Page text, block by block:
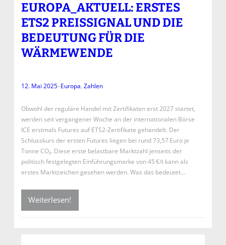
EUROPA_AKTUELL: ERSTES
ETS2 PREISSIGNAL UND DIE
BEDEUTUNG FÜR DIE
WÄRMEWENDE
12. Mai 2025–Europa, Zahlen
Obwohl der reguläre Handel mit Zertifikaten erst 2027 startet,
werden seit vergangener Woche an der internationalen Börse
ICE erstmals Futures auf ETS2-Zertifikate gehandelt. Der
Schlusskurs der ersten Futures liegen bei rund 73,57 Euro je
Tonne CO₂. Diese erste belastbare Marktzahl jenseits der
politisch festgelegten Einführungsmarke von 45 €/t kann als
erstes Marktzeichen gesehen werden. Was das bedeutet…
Weiterlesen!